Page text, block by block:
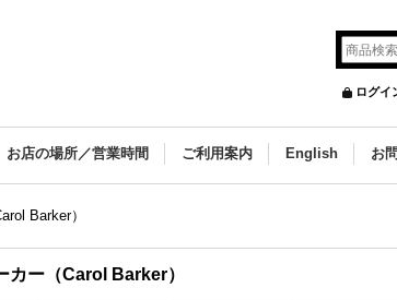
ログイ
お店の場所／営業時間 ご利用案内 English お
Barker）
カー（Carol Barker）